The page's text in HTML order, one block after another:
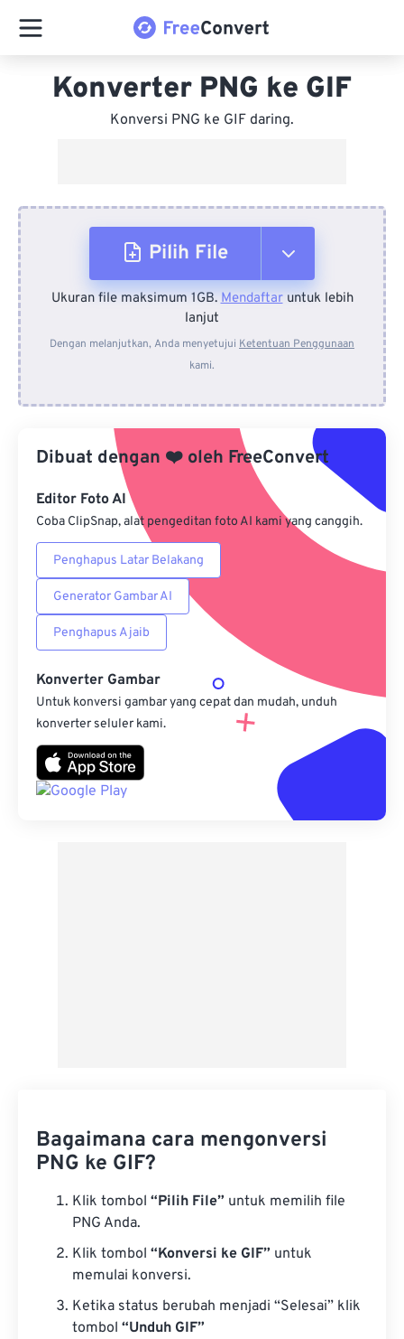
Konverter PNG ke GIF
Konversi PNG ke GIF daring.
Pilih File
Dari Perangkat
Dari Dropbox
Dari Google Drive
Dari Url
Ukuran file maksimum 1GB.Mendaftaruntuk lebih
lanjut
Dengan melanjutkan, Anda menyetujui Ketentuan Penggunaan
kami.
Dibuat dengan ❤️ oleh FreeConvert
Editor Foto AI
Coba ClipSnap, alat pengeditan foto AI kami yang canggih.
Penghapus Latar Belakang
Generator Gambar AI
Penghapus Ajaib
Konverter Gambar
Untuk konversi gambar yang cepat dan mudah, unduh
konverter seluler kami.
Bagaimana cara mengonversi
PNG ke GIF?
Klik tombol “Pilih File” untuk memilih file
PNG Anda.
Klik tombol “Konversi ke GIF” untuk
memulai konversi.
Ketika status berubah menjadi “Selesai” klik
tombol “Unduh GIF”